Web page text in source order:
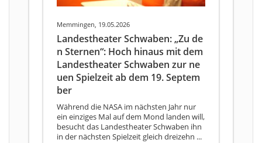
Memmingen, 19.05.2026
Landestheater Schwaben: „Zu de
n Sternen“: Hoch hinaus mit dem
Landestheater Schwaben zur ne
uen Spielzeit ab dem 19. Septem
ber
Während die NASA im nächsten Jahr nur
ein einziges Mal auf dem Mond landen will,
besucht das Landestheater Schwaben ihn
in der nächsten Spielzeit gleich dreizehn ...